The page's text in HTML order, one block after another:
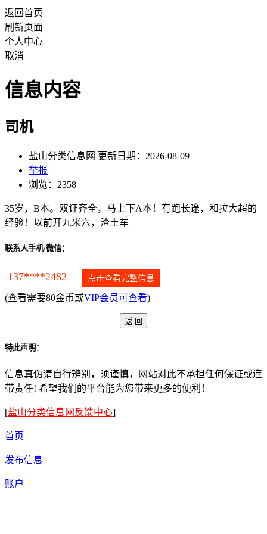
返回首页
刷新页面
个人中心
取消
信息内容
司机
盐山分类信息网 更新日期：2026-08-09
举报
浏览：2358
35岁，B本。双证齐全，马上下A本！有跑长途，和拉大超的
经验！以前开九米六，渣土车
联系人手机/微信：
137****2482 点击查看完整信息
(查看需要80金币或VIP会员可查看)
特此声明：
信息真伪请自行辨别，须谨慎，网站对此不承担任何保证或连
带责任! 希望我们的平台能为您带来更多的便利！
[盐山分类信息网反馈中心]
首页
发布信息
账户